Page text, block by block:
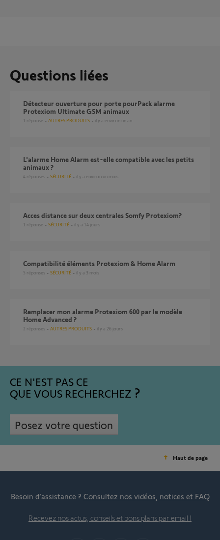
Questions liées
détecteur ouverture pour porte pourPack alarme
Protexiom Ultimate GSM animaux
1 réponse AUTRES PRODUITS il y a environ un an
L'alarme Home Alarm est-elle compatible avec les petits
animaux ?
4 réponses SÉCURITÉ il y a environ un mois
Acces distance sur deux centrales Somfy Protexiom?
1 réponse SÉCURITÉ il y a 14 jours
Compatibilité éléments Protexiom & Home Alarm
5 réponses SÉCURITÉ il y a 3 mois
Remplacer mon alarme Protexiom 600 par le modèle
Home Advanced ?
2 réponses AUTRES PRODUITS il y a 26 jours
CE N'EST PAS CE
QUE VOUS RECHERCHEZ
Posez votre question
Haut de page
Besoin d’assistance ? Consultez nos vidéos, notices et FAQ
Recevez nos actus, conseils et bons plans par email !